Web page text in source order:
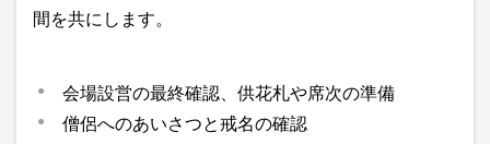
間を共にします。
会場設営の最終確認、供花札や席次の準備
僧侶へのあいさつと戒名の確認